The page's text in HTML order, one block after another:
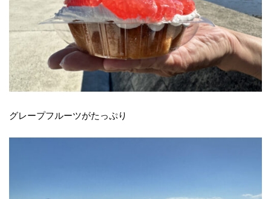
グレープフルーツがたっぷり